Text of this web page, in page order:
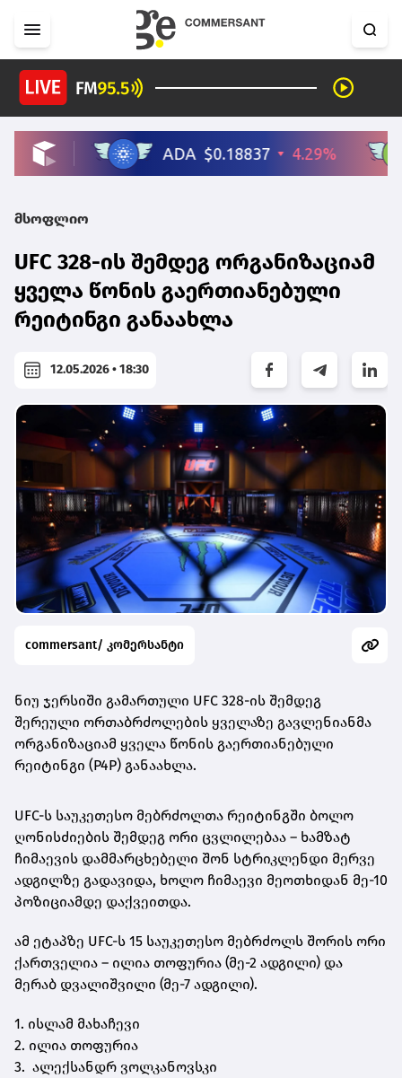
მსოფლიო
UFC 328-ის შემდეგ ორგანიზაციამ
ყველა წონის გაერთიანებული
რეიტინგი განაახლა
12.05.2026 • 18:30
commersant/ კომერსანტი
ნიუ ჯერსიში გამართული UFC 328-ის შემდეგ
შერეული ორთაბრძოლების ყველაზე გავლენიანმა
ორგანიზაციამ ყველა წონის გაერთიანებული
რეიტინგი (P4P) განაახლა.
UFC-ს საუკეთესო მებრძოლთა რეიტინგში ბოლო
ღონისძიების შემდეგ ორი ცვლილებაა – ხამზატ
ჩიმაევის დამმარცხებელი შონ სტრიკლენდი მერვე
ადგილზე გადავიდა, ხოლო ჩიმაევი მეოთხიდან მე-10
პოზიციამდე დაქვეითდა.
ამ ეტაპზე UFC-ს 15 საუკეთესო მებრძოლს შორის ორი
ქართველია – ილია თოფურია (მე-2 ადგილი) და
მერაბ დვალიშვილი (მე-7 ადგილი).
1. ისლამ მახაჩევი
2. ილია თოფურია
3. ალექსანდრ ვოლკანოვსკი